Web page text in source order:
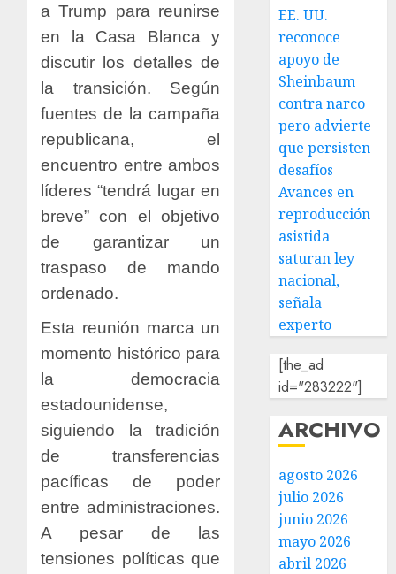
a Trump para reunirse
en la Casa Blanca y
discutir los detalles de
la transición. Según
fuentes de la campaña
republicana, el
encuentro entre ambos
líderes “tendrá lugar en
breve” con el objetivo
de garantizar un
traspaso de mando
ordenado.
Esta reunión marca un
momento histórico para
la democracia
estadounidense,
siguiendo la tradición
de transferencias
pacíficas de poder
entre administraciones.
A pesar de las
tensiones políticas que
EE. UU.
reconoce
apoyo de
Sheinbaum
contra narco
pero advierte
que persisten
desafíos
Avances en
reproducción
asistida
saturan ley
nacional,
señala
experto
[the_ad
id="283222"]
ARCHIVO
agosto 2026
julio 2026
junio 2026
mayo 2026
abril 2026